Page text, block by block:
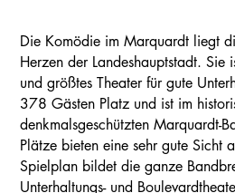
Die Komödie im Marquardt liegt
Herzen der Landeshauptstadt. Sie
und größtes Theater für gute
378 Gästen Platz und ist im
denkmalsgeschützten Marquardt-
Plätze bieten eine sehr gute Sicht
Spielplan bildet die ganze
Unterhaltungs- und